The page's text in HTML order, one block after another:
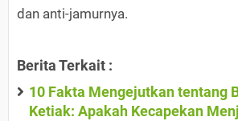
dan anti-jamurnya.
Berita Terkait :
10 Fakta Mengejutkan tentang
Ketiak: Apakah Kecapekan